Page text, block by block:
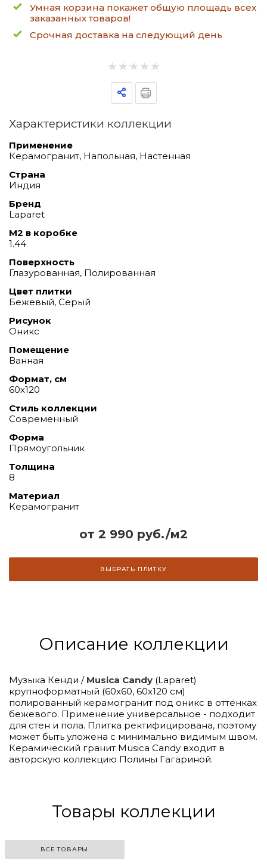
Умная корзина покажет общую площадь всех
заказанных товаров!
Срочная доставка на следующий день
от 2 990 руб./м2
ВЫБРАТЬ ПЛИТКУ
Характеристики коллекции
Применение
Керамогранит, Напольная, Настенная
Страна
Индия
Бренд
Laparet
М2 в коробке
1.44
Поверхность
Глазурованная, Полированная
Цвет плитки
Бежевый, Серый
Рисунок
Оникс
Помещение
Ванная
Формат, см
60х120
Стиль коллекции
Современный
Форма
Прямоугольник
Толщина
8
Материал
Керамогранит
Описание коллекции
Музыка Кенди / Musica Candy (Laparet)
крупноформатный (60х60, 60х120 см)
полированный керамогранит под оникс в оттенках
бежевого. Применение универсальное - подходит
для стен и пола. Плитка ректифицирована, поэтому
может быть уложена с минимально видимым швом.
Керамический гранит Musica Candy входит в
авторскую коллекцию Полины Гагариной.
Товары коллекции
ВСЕ ТОВАРЫ